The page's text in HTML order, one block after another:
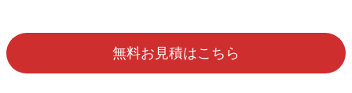
無料お見積はこちら